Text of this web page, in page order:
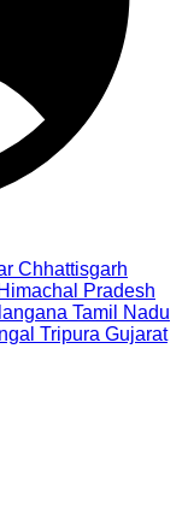
Chhattisgarh
Himachal Pradesh
Tamil Nadu
Tripura Gujarat